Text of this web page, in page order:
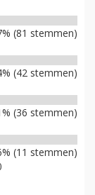
(81 stemmen)
(42 stemmen)
(36 stemmen)
(11 stemmen)